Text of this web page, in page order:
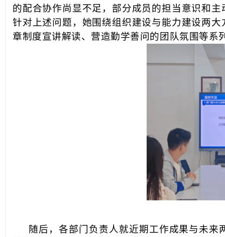
的配合协作尚显不足，部分成员的担当意识和
针对上述问题，她围绕组织建设与能力建设两
章制度宣讲解读、营造勤学善问的团队氛围等
随后，各部门负责人就近期工作成果与未